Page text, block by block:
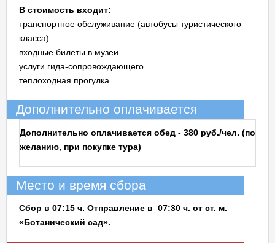
В стоимость входит:
транспортное обслуживание (автобусы туристического
класса)
входные билеты в музеи
услуги гида-сопровождающего
теплоходная прогулка.
Дополнительно оплачивается
Дополнительно оплачивается обед - 380 руб./чел. (по
желанию, при покупке тура)
Место и время сбора
Сбор в 07:15 ч. Отправление в 07:30 ч. от ст. м.
«Ботанический сад».